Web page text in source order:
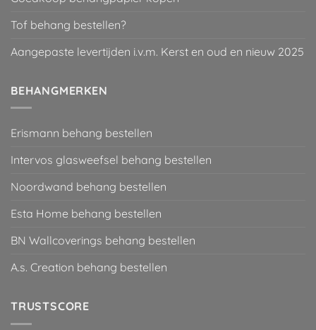
Tof behang bestellen?
Aangepaste levertijden i.v.m. Kerst en oud en nieuw 2025
BEHANGMERKEN
Erismann behang bestellen
Intervos glasweefsel behang bestellen
Noordwand behang bestellen
Esta Home behang bestellen
BN Wallcoverings behang bestellen
A.s. Creation behang bestellen
TRUSTSCORE